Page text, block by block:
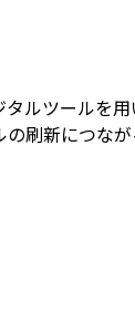
ルツール
刷新につな